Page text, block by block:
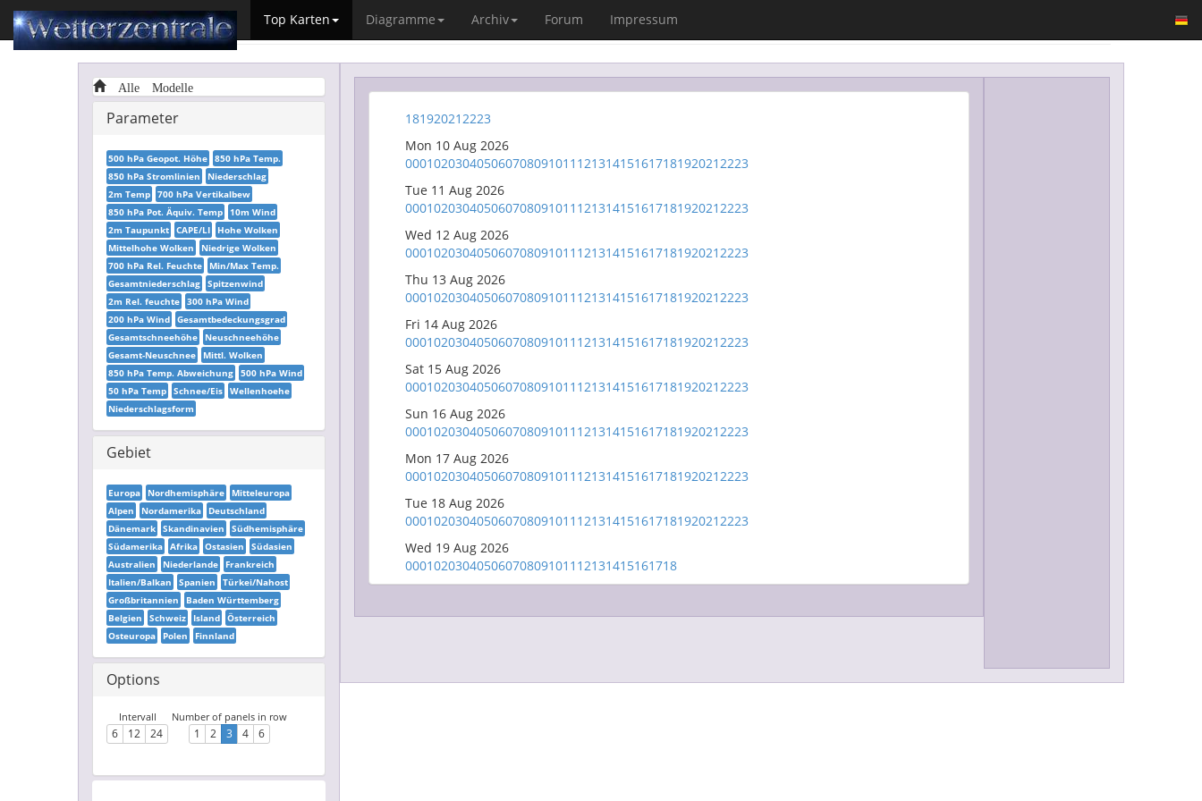
Top Karten Diagramme Archiv Forum Impressum
Alle Modelle
Parameter
500 hPa Geopot. Höhe 850 hPa Temp.
850 hPa Stromlinien
Niederschlag
2m Temp 700 hPa Vertikalbew
850 hPa Pot. Äquiv. Temp
10m Wind
2m Taupunkt CAPE/LI
Hohe Wolken
Mittelhohe Wolken
Niedrige Wolken
700 hPa Rel. Feuchte
Min/Max Temp.
Gesamtniederschlag Spitzenwind
2m Rel. feuchte 300 hPa Wind
200 hPa Wind Gesamtbedeckungsgrad
Gesamtschneehöhe
Neuschneehöhe
Gesamt-Neuschnee
Mittl. Wolken
850 hPa Temp. Abweichung 500 hPa Wind
50 hPa Temp Schnee/Eis Wellenhoehe
Niederschlagsform
Gebiet
Europa Nordhemisphäre
Mitteleuropa
Alpen
Nordamerika
Deutschland
Dänemark Skandinavien
Südhemisphäre
Südamerika Afrika Ostasien
Südasien
Australien
Niederlande
Frankreich
Italien/Balkan
Spanien
Türkei/Nahost
Großbritannien
Baden Württemberg
Belgien
Schweiz Island Österreich
Osteuropa
Polen Finnland
Options
Intervall
6 12 24
Number of panels in row
1 2 3 4 6
181920212223
Mon 10 Aug 2026
000102030405060708091011 121314151617181920212223
Tue 11 Aug 2026
000102030405060708091011 121314151617181920212223
Wed 12 Aug 2026
000102030405060708091011 121314151617181920212223
Thu 13 Aug 2026
000102030405060708091011 121314151617181920212223
Fri 14 Aug 2026
000102030405060708091011 121314151617181920212223
Sat 15 Aug 2026
000102030405060708091011 121314151617181920212223
Sun 16 Aug 2026
000102030405060708091011 121314151617181920212223
Mon 17 Aug 2026
000102030405060708091011 121314151617181920212223
Tue 18 Aug 2026
000102030405060708091011 121314151617181920212223
Wed 19 Aug 2026
000102030405060708091011 12131415161718